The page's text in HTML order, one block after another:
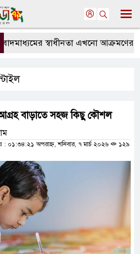
স্বাধীনতা এখনো আক্রমণের
বাড়াতে সহজ কিছু কৌশল
০১:৩৪:২১ অপরাহ্ন, শনিবার, ৭ মার্চ ২০২৬
১২৯